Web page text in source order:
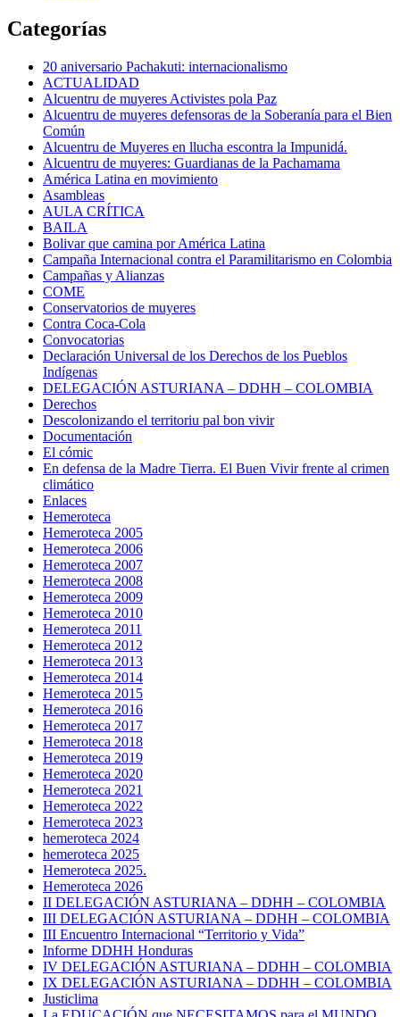
Categorías
20 aniversario Pachakuti: internacionalismo
ACTUALIDAD
Alcuentru de muyeres Activistes pola Paz
Alcuentru de muyeres defensoras de la Soberanía para el Bien
Común
Alcuentru de Muyeres en llucha escontra la Impunidá.
Alcuentru de muyeres: Guardianas de la Pachamama
América Latina en movimiento
Asambleas
AULA CRÍTICA
BAILA
Bolivar que camina por América Latina
Campaña Internacional contra el Paramilitarismo en Colombia
Campañas y Alianzas
COME
Conservatorios de muyeres
Contra Coca-Cola
Convocatorias
Declaración Universal de los Derechos de los Pueblos
Indígenas
DELEGACIÓN ASTURIANA – DDHH – COLOMBIA
Derechos
Descolonizando el territoriu pal bon vivir
Documentación
El cómic
En defensa de la Madre Tierra. El Buen Vivir frente al crimen
climático
Enlaces
Hemeroteca
Hemeroteca 2005
Hemeroteca 2006
Hemeroteca 2007
Hemeroteca 2008
Hemeroteca 2009
Hemeroteca 2010
Hemeroteca 2011
Hemeroteca 2012
Hemeroteca 2013
Hemeroteca 2014
Hemeroteca 2015
Hemeroteca 2016
Hemeroteca 2017
Hemeroteca 2018
Hemeroteca 2019
Hemeroteca 2020
Hemeroteca 2021
Hemeroteca 2022
Hemeroteca 2023
hemeroteca 2024
hemeroteca 2025
Hemeroteca 2025.
Hemeroteca 2026
II DELEGACIÓN ASTURIANA – DDHH – COLOMBIA
III DELEGACIÓN ASTURIANA – DDHH – COLOMBIA
III Encuentro Internacional “Territorio y Vida”
Informe DDHH Honduras
IV DELEGACIÓN ASTURIANA – DDHH – COLOMBIA
IX DELEGACIÓN ASTURIANA – DDHH – COLOMBIA
Justiclima